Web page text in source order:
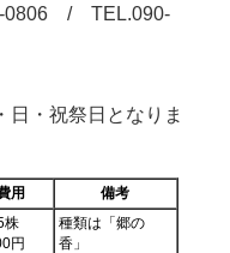
0806 / TEL.090-
・祝祭日となりま
用 備考
株
円
種類は「郷の
香」